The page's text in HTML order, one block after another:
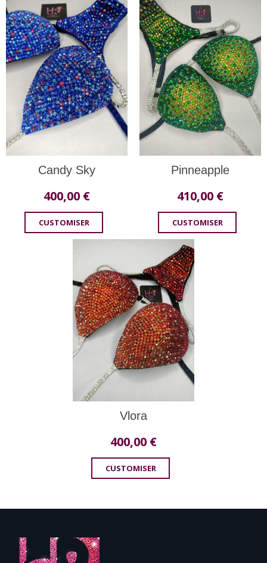
Candy Sky
400,00 €
CUSTOMISER
Pinneapple
410,00 €
CUSTOMISER
Vlora
400,00 €
CUSTOMISER